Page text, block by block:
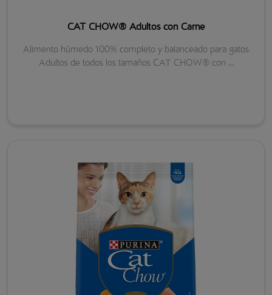
CAT CHOW® Adultos con Carne
Alimento húmedo 100% completo y balanceado para gatos
Adultos de todos los tamaños CAT CHOW® con ...